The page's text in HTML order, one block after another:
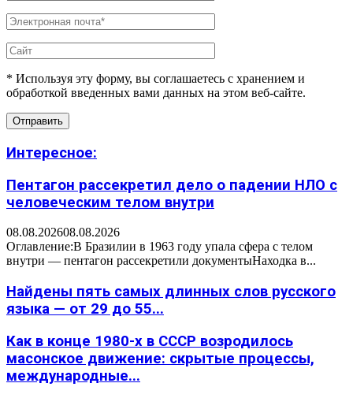
* Используя эту форму, вы соглашаетесь с хранением и
обработкой введенных вами данных на этом веб-сайте.
Интересное:
Пентагон рассекретил дело о падении НЛО с
человеческим телом внутри
08.08.202608.08.2026
Оглавление:В Бразилии в 1963 году упала сфера с телом
внутри — пентагон рассекретили документыНаходка в...
Найдены пять самых длинных слов русского
языка — от 29 до 55...
Как в конце 1980-х в СССР возродилось
масонское движение: скрытые процессы,
международные...